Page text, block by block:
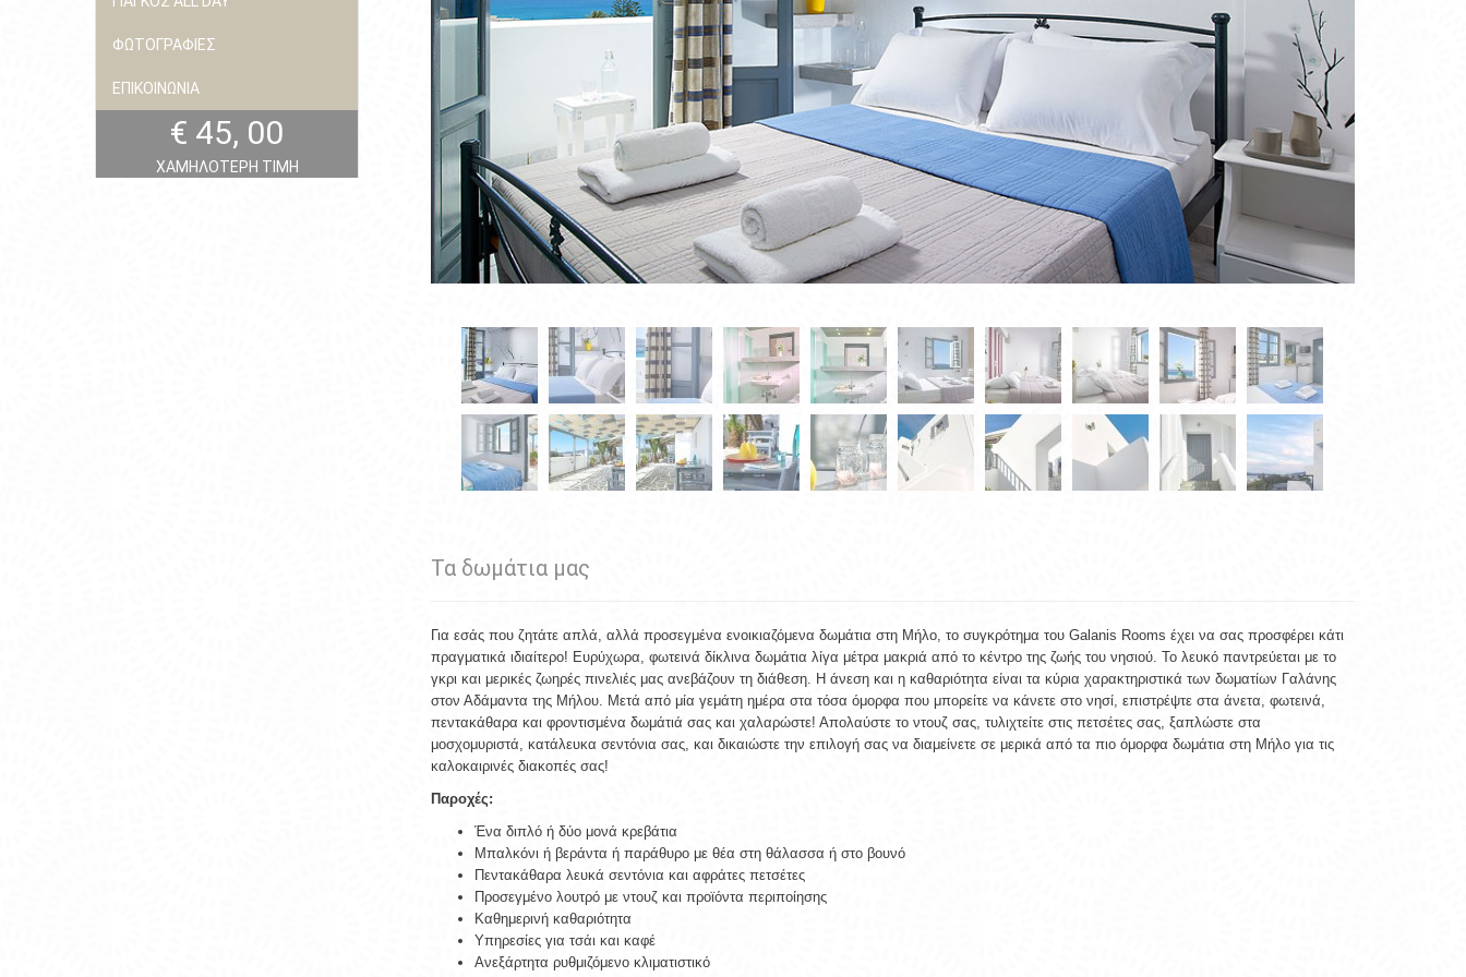
ΦΩΤΟΓΡΑΦΙΕΣ
ΕΠΙΚΟΙΝΩΝΙΑ
€ 45, 00
ΧΑΜΗΛΟΤΕΡΗ ΤΙΜΗ
Τα δωμάτια μας
Για εσάς που ζητάτε απλά, αλλά προσεγμένα ενοικιαζόμενα δωμάτια στη Μήλο, το συγκρότημα του Galanis Rooms έχει να σας προσφέρει κάτι
πραγματικά ιδιαίτερο! Ευρύχωρα, φωτεινά δίκλινα δωμάτια λίγα μέτρα μακριά από το κέντρο της ζωής του νησιού. Το λευκό παντρεύεται με το
γκρι και μερικές ζωηρές πινελιές μας ανεβάζουν τη διάθεση. Η άνεση και η καθαριότητα είναι τα κύρια χαρακτηριστικά των δωματίων Γαλάνης
στον Αδάμαντα της Μήλου. Μετά από μία γεμάτη ημέρα στα τόσα όμορφα που μπορείτε να κάνετε στο νησί, επιστρέψτε στα άνετα, φωτεινά,
πεντακάθαρα και φροντισμένα δωμάτιά σας και χαλαρώστε! Απολαύστε το ντουζ σας, τυλιχτείτε στις πετσέτες σας, ξαπλώστε στα
μοσχομυριστά, κατάλευκα σεντόνια σας, και δικαιώστε την επιλογή σας να διαμείνετε σε μερικά από τα πιο όμορφα δωμάτια στη Μήλο για τις
καλοκαιρινές διακοπές σας!
Παροχές:
Ένα διπλό ή δύο μονά κρεβάτια
Μπαλκόνι ή βεράντα ή παράθυρο με θέα στη θάλασσα ή στο βουνό
Πεντακάθαρα λευκά σεντόνια και αφράτες πετσέτες
Προσεγμένο λουτρό με ντουζ και προϊόντα περιποίησης
Καθημερινή καθαριότητα
Υπηρεσίες για τσάι και καφέ
Ανεξάρτητα ρυθμιζόμενο κλιματιστικό